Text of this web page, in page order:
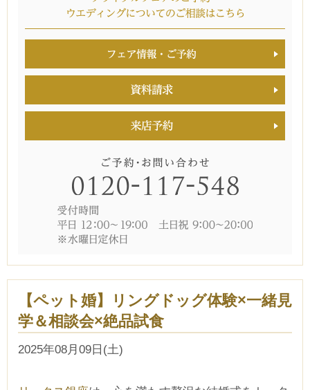
【ペット婚】リングドッグ体験×一緒見
学＆相談会×絶品試食
2025年08月09日(土)
時間を選択してください